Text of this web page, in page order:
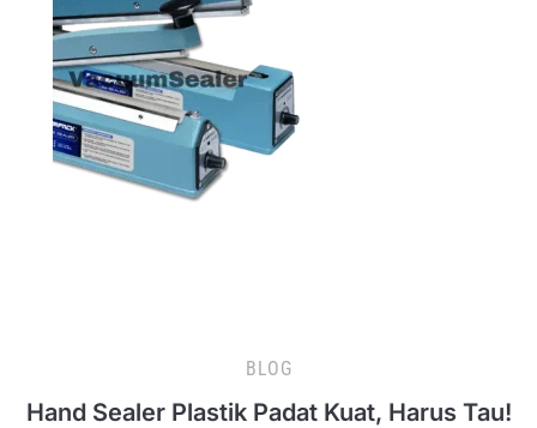
BLOG
Hand Sealer Plastik Padat Kuat, Harus Tau!